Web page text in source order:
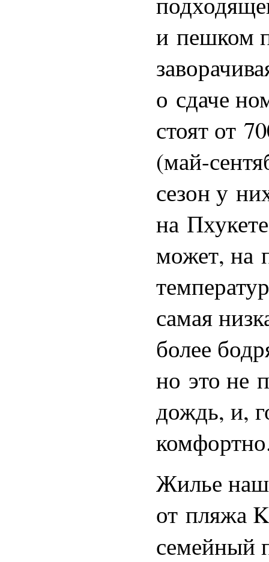
и пешком
о сдаче
стоят от
(май-
сезон у
на
может, на
самая
более
но это не
дождь, и,
Жилье
от пляжа
семейный